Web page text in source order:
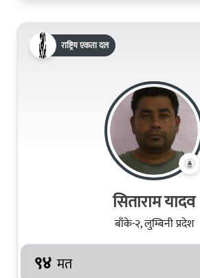
राष्ट्रिय एकता दल
सिताराम यादव
बाँके-२, लुम्बिनी प्रदेश
९४ मत